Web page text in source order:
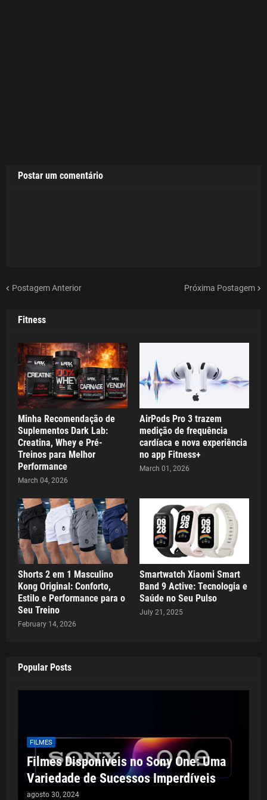
Postar um comentário
Postagem Anterior Próxima Postagem
Fitness
Minha Recomendação de
Suplementos Dark Lab:
Creatina, Whey e Pré-
Treinos para Melhor
Performance
March 04, 2026
AirPods Pro 3 trazem
medição de frequência
cardíaca e nova experiência
no app Fitness+
March 01, 2026
Shorts 2 em 1 Masculino
Kong Original: Conforto,
Estilo e Performance para o
Seu Treino
February 14, 2026
Smartwatch Xiaomi Smart
Band 9 Active: Tecnologia e
Saúde no Seu Pulso
July 21, 2025
Popular Posts
FILMES
Filmes Disponíveis no Sony One: Uma
Variedade de Sucessos Imperdíveis
agosto 30, 2024